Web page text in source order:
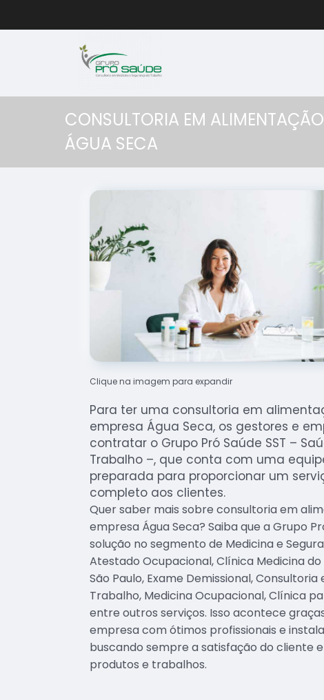
CONSULTORIA EM
ÁGUA SECA
Clique na imagem para expandir
Para ter uma consultoria em
empresa Água Seca, os gestores e
contratar o Grupo Pró Saúde SST –
Trabalho –, que conta com uma
preparada para proporcionar um
completo aos clientes.
Quer saber mais sobre consultoria em
empresa Água Seca? Saiba que a Grupo
solução no segmento de Medicina e
Atestado Ocupacional, Clínica Medicina
São Paulo, Exame Demissional,
Trabalho, Medicina Ocupacional, Clínica
entre outros serviços. Isso acontece
empresa com ótimos profissionais e
buscando sempre a satisfação do cliente
produtos e trabalhos.